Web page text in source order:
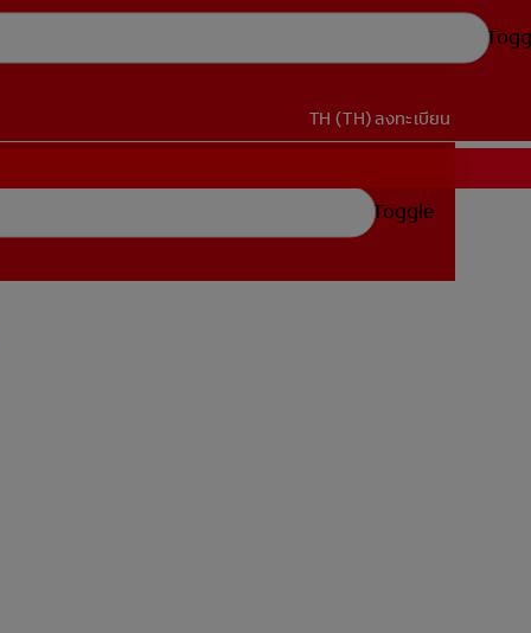
TH (TH)ลงทะเบียน
Toggle